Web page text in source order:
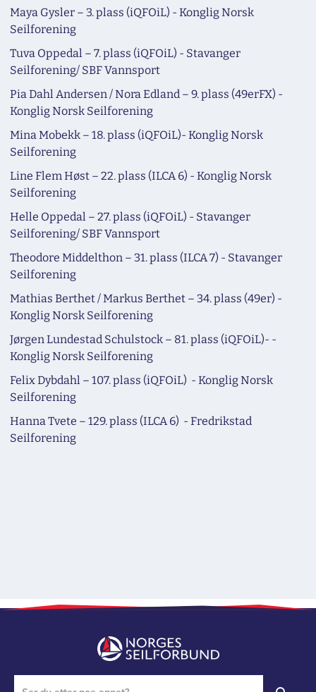
Maya Gysler – 3. plass (iQFOiL) - Konglig Norsk
Seilforening
Tuva Oppedal – 7. plass (iQFOiL) - Stavanger
Seilforening/ SBF Vannsport
Pia Dahl Andersen / Nora Edland – 9. plass (49erFX) -
Konglig Norsk Seilforening
Mina Mobekk – 18. plass (iQFOiL)- Konglig Norsk
Seilforening
Line Flem Høst – 22. plass (ILCA 6) - Konglig Norsk
Seilforening
Helle Oppedal – 27. plass (iQFOiL) - Stavanger
Seilforening/ SBF Vannsport
Theodore Middelthon – 31. plass (ILCA 7) - Stavanger
Seilforening
Mathias Berthet / Markus Berthet – 34. plass (49er) -
Konglig Norsk Seilforening
Jørgen Lundestad Schulstock – 81. plass (iQFOiL)- -
Konglig Norsk Seilforening
Felix Dybdahl – 107. plass (iQFOiL) - Konglig Norsk
Seilforening
Hanna Tvete – 129. plass (ILCA 6) - Fredrikstad
Seilforening